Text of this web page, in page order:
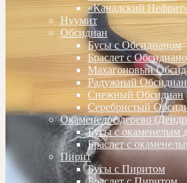
«Канадский
Нуумит
Обсидиан
Бусы с Обсидианом
Браслет с
Махагоновый
Радужный Обсидиан
Снежный Обсидиан
Серебристый
Окаменелое дерево
Бусы с окаменелым
Браслет с
Пирит
Бусы с Пиритом